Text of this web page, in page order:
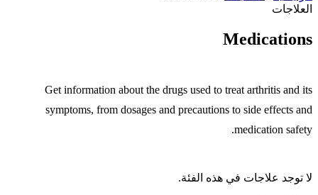
العلاجات
Medications
Get information about the drugs used to treat arthritis and its
symptoms, from dosages and precautions to side effects and
medication safety.
لا توجد علاجات في هذه الفئة.